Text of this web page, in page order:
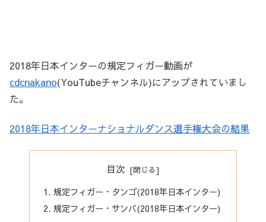
2018年日本インターの規定フィガー動画が
cdcnakano(YouTubeチャンネル)にアップされていまし
た。
2018年日本インターナショナルダンス選手権大会の結果
目次
規定フィガー・タンゴ(2018年日本インター)
規定フィガー・サンバ(2018年日本インター)